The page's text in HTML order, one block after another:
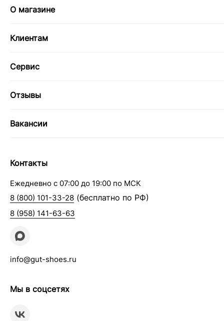
О магазине
Клиентам
Сервис
Отзывы
Вакансии
Контакты
Ежедневно с 07:00 до 19:00 по МСК
8 (800) 101-33-28 (бесплатно по РФ)
8 (958) 141-63-63
info@gut-shoes.ru
Мы в соцсетях